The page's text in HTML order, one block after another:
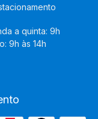
a quinta: 9h
9h às 14h